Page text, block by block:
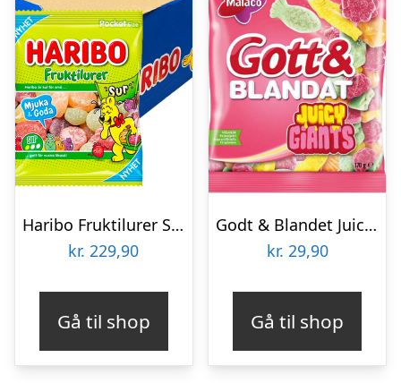
Haribo Fruktilurer Sur Storpak – 24 x 80 g
kr. 229,90
Gå til shop
Godt & Blandet Juicy Giants – 170 g
kr. 29,90
Gå til shop